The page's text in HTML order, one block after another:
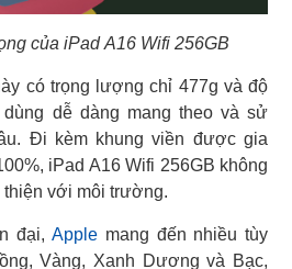
của iPad A16 Wifi 256GB
có trọng lượng chỉ 477g và độ
dễ dàng mang theo và sử
Đi kèm khung viền được gia
iPad A16 Wifi 256GB không
thiện với môi trường.
đại, Apple mang đến nhiều tùy
Vàng, Xanh Dương và Bạc,